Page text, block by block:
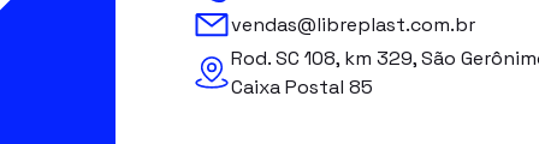
vendas@libreplast.com.br
Rod. SC 108, km 329, São
Caixa Postal 85